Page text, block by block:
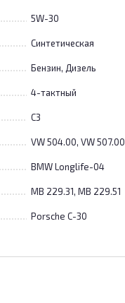
5W-30
Синтетическая
Бензин, Дизель
4-тактный
C3
VW 504.00, VW 507.00
BMW Longlife-04
MB 229.31, MB 229.51
Porsche C-30